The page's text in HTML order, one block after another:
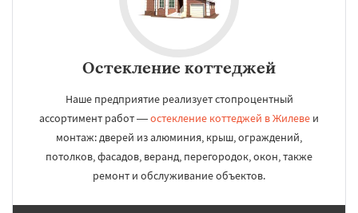
Остекление коттеджей
Наше предприятие реализует стопроцентный
ассортимент работ —остекление коттеджей в Жилеве и
монтаж: дверей из алюминия, крыш, ограждений,
потолков, фасадов, веранд, перегородок, окон, также
ремонт и обслуживание объектов.